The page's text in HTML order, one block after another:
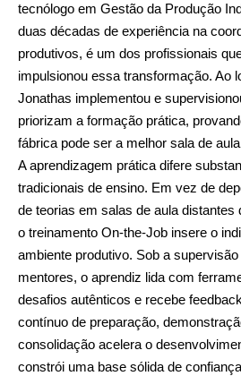
tecnólogo em Gestão da Produção
duas décadas de experiência na
produtivos, é um dos profissionais
impulsionou essa transformação. Ao
Jonathas implementou e
priorizam a formação prática,
fábrica pode ser a melhor sala de
A aprendizagem prática difere
tradicionais de ensino. Em vez de
de teorias em salas de aula distantes
o treinamento On-the-Job insere o
ambiente produtivo. Sob a
mentores, o aprendiz lida com
desafios autênticos e recebe
contínuo de preparação,
consolidação acelera o
constrói uma base sólida de